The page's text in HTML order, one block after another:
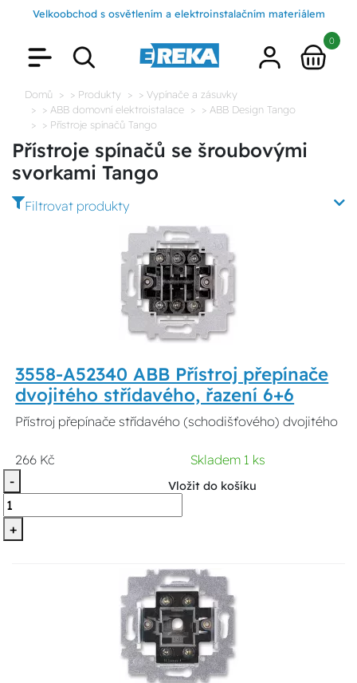
Velkoobchod s osvětlením a elektroinstalačním materiálem
0
Domů > Produkty
> Vypínače a zásuvky
> ABB domovní elektroistalace
> ABB Design Tango
> Přístroje spínačů Tango
Přístroje spínačů se šroubovými
svorkami Tango
Filtrovat produkty
3558-A52340 ABB Přístroj přepínače
dvojitého střídavého, řazení 6+6
Přístroj přepínače střídavého (schodišťového) dvojitého
266 Kč
Skladem 1 ks
-
+
Vložit do košíku